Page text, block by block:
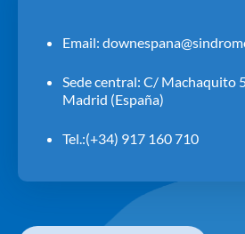
Email:
Sede central: C/ Machaquito
Madrid (España)
Tel.:(+34) 917 160 710